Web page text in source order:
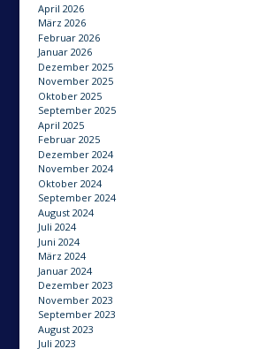
April 2026
März 2026
Februar 2026
Januar 2026
Dezember 2025
November 2025
Oktober 2025
September 2025
April 2025
Februar 2025
Dezember 2024
November 2024
Oktober 2024
September 2024
August 2024
Juli 2024
Juni 2024
März 2024
Januar 2024
Dezember 2023
November 2023
September 2023
August 2023
Juli 2023